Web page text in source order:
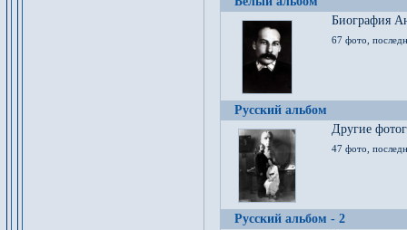
Биография
67 фото,
Русский альбом
Другие
47 фото,
Русский альбом - 2